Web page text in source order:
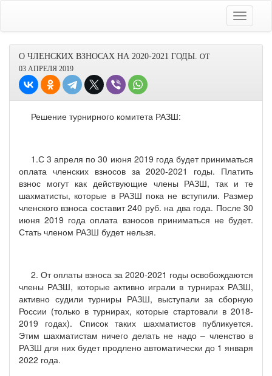
О ЧЛЕНСКИХ ВЗНОСАХ НА 2020-2021 ГОДЫ. ОТ
03 АПРЕЛЯ 2019
Решение турнирного комитета РАЗШ:
1.С 3 апреля по 30 июня 2019 года будет приниматься
оплата членских взносов за 2020-2021 годы. Платить
взнос могут как действующие члены РАЗШ, так и те
шахматисты, которые в РАЗШ пока не вступили. Размер
членского взноса составит 240 руб. на два года. После 30
июня 2019 года оплата взносов приниматься не будет.
Стать членом РАЗШ будет нельзя.
2. От оплаты взноса за 2020-2021 годы освобождаются
члены РАЗШ, которые активно играли в турнирах РАЗШ,
активно судили турниры РАЗШ, выступали за сборную
России (только в турнирах, которые стартовали в 2018-
2019 годах). Список таких шахматистов публикуется.
Этим шахматистам ничего делать не надо – членство в
РАЗШ для них будет продлено автоматически до 1 января
2022 года.